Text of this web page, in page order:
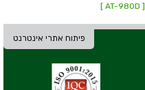
[ AT-980D ]
פיתוח אתרי אינטרנט